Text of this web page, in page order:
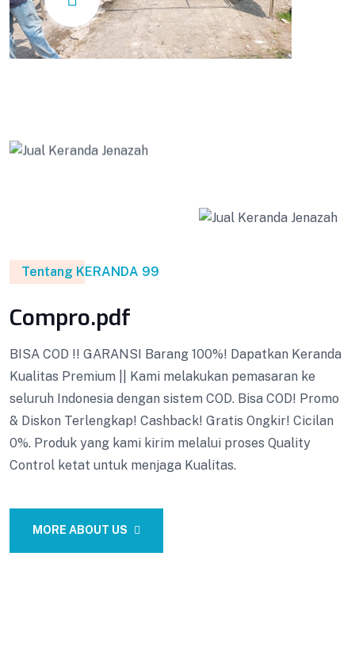
Tentang KERANDA 99
Compro.pdf
BISA COD !! GARANSI Barang 100%! Dapatkan Keranda
Kualitas Premium || Kami melakukan pemasaran ke
seluruh Indonesia dengan sistem COD. Bisa COD! Promo
& Diskon Terlengkap! Cashback! Gratis Ongkir! Cicilan
0%. Produk yang kami kirim melalui proses Quality
Control ketat untuk menjaga Kualitas.
MORE ABOUT US